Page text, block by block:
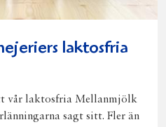
laktosfria
vår laktosfria Mellanmjölk
sagt sitt. Fler än